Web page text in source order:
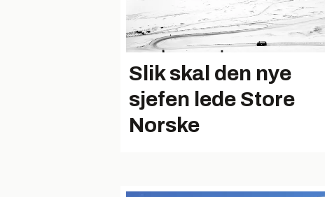
Slik skal den nye
sjefen lede Store
Norske